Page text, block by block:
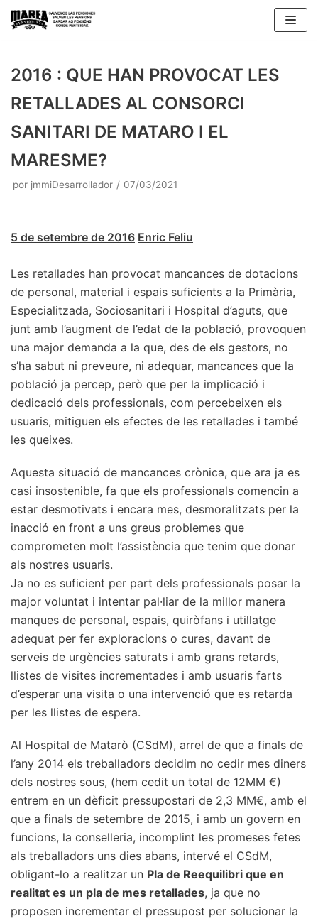
Saltar
2016 : QUE HAN PROVOCAT LES
RETALLADES AL CONSORCI
SANITARI DE MATARO I EL
MARESME?
por jmmiDesarrollador 07/03/2021
5 de setembre de 2016 Enric Feliu
Les retallades han provocat mancances de dotacions
de personal, material i espais suficients a la Primària,
Especialitzada, Sociosanitari i Hospital d’aguts, que
junt amb l’augment de l’edat de la població, provoquen
una major demanda a la que, des de els gestors, no
s’ha sabut ni preveure, ni adequar, mancances que la
població ja percep, però que per la implicació i
dedicació dels professionals, com percebeixen els
usuaris, mitiguen els efectes de les retallades i també
les queixes.
Aquesta situació de mancances crònica, que ara ja es
casi insostenible, fa que els professionals comencin a
estar desmotivats i encara mes, desmoralitzats per la
inacció en front a uns greus problemes que
comprometen molt l’assistència que tenim que donar
als nostres usuaris.
Ja no es suficient per part dels professionals posar la
major voluntat i intentar pal·liar de la millor manera
manques de personal, espais, quiròfans i utillatge
adequat per fer exploracions o cures, davant de
serveis de urgències saturats i amb grans retards,
llistes de visites incrementades i amb usuaris farts
d’esperar una visita o una intervenció que es retarda
per les llistes de espera.
Al Hospital de Matarò (CSdM), arrel de que a finals de
l’any 2014 els treballadors decidim no cedir mes diners
dels nostres sous, (hem cedit un total de 12MM €)
entrem en un dèficit pressupostari de 2,3 MM€, amb el
que a finals de setembre de 2015, i amb un govern en
funcions, la conselleria, incomplint les promeses fetes
als treballadors uns dies abans, intervé el CSdM,
obligant-lo a realitzar un Pla de Reequilibri que en
realitat es un pla de mes retallades, ja que no
proposen incrementar el pressupost per solucionar la